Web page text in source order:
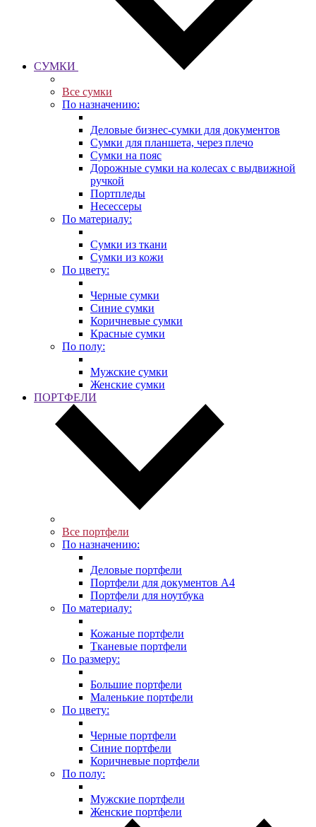
СУМКИ
Все сумки
По назначению:
Деловые бизнес-сумки для документов
Сумки для планшета, через плечо
Сумки на пояс
Дорожные сумки на колесах с выдвижной
ручкой
Портпледы
Несессеры
По материалу:
Сумки из ткани
Сумки из кожи
По цвету:
Черные сумки
Синие сумки
Коричневые сумки
Красные сумки
По полу:
Мужские сумки
Женские сумки
ПОРТФЕЛИ
Все портфели
По назначению:
Деловые портфели
Портфели для документов A4
Портфели для ноутбука
По материалу:
Кожаные портфели
Тканевые портфели
По размеру:
Большие портфели
Маленькие портфели
По цвету:
Черные портфели
Синие портфели
Коричневые портфели
По полу:
Мужские портфели
Женские портфели